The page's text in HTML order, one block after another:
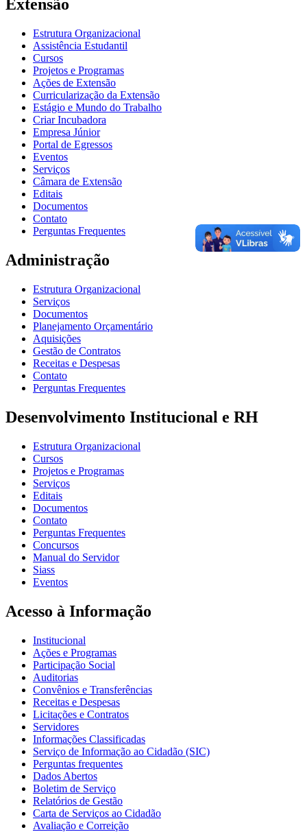
Extensão
Estrutura Organizacional
Assistência Estudantil
Cursos
Projetos e Programas
Ações de Extensão
Curricularização da Extensão
Estágio e Mundo do Trabalho
Criar Incubadora
Empresa Júnior
Portal de Egressos
Eventos
Serviços
Câmara de Extensão
Editais
Documentos
Contato
Perguntas Frequentes
Administração
Estrutura Organizacional
Serviços
Documentos
Planejamento Orçamentário
Aquisições
Gestão de Contratos
Receitas e Despesas
Contato
Perguntas Frequentes
Desenvolvimento Institucional e RH
Estrutura Organizacional
Cursos
Projetos e Programas
Serviços
Editais
Documentos
Contato
Perguntas Frequentes
Concursos
Manual do Servidor
Siass
Eventos
Acesso à Informação
Institucional
Ações e Programas
Participação Social
Auditorias
Convênios e Transferências
Receitas e Despesas
Licitações e Contratos
Servidores
Informações Classificadas
Serviço de Informação ao Cidadão (SIC)
Perguntas frequentes
Dados Abertos
Boletim de Serviço
Relatórios de Gestão
Carta de Serviços ao Cidadão
Avaliação e Correição